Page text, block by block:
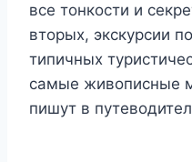
все тонкости и
вторых, экскурсии
типичных
самые живописные
пишут в